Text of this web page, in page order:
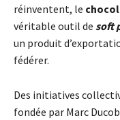
réinventent, le
véritable outil de soft
un produit
fédérer.
Des initiatives
fondée par Marc